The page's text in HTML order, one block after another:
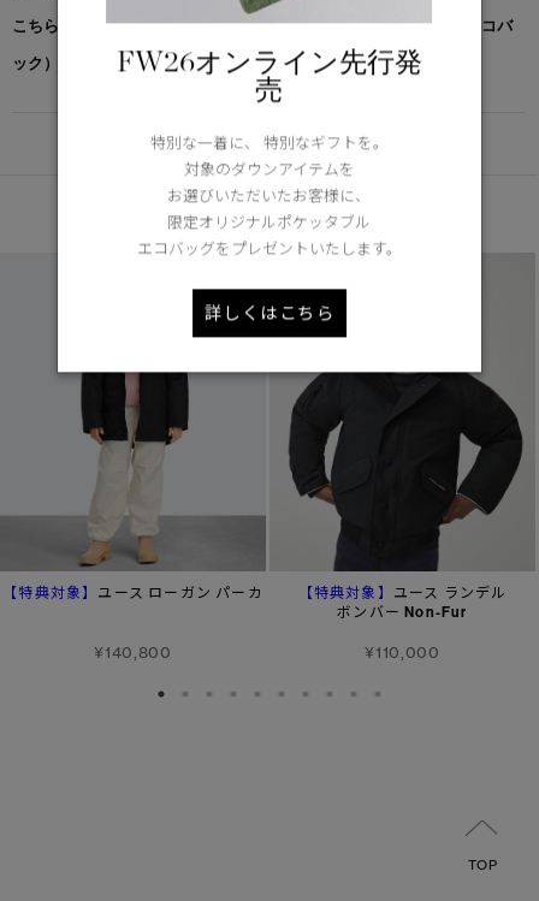
こちらの商品には先着でノベルティー（オリジナルポケッタブルエコバ
ック）をプレゼント。※なくなり次第終了となります。
DETAIL
あなたへのおすすめ
【特典対象】 ユース ローガン パーカ
¥140,800
【特典対象】
ユース ランデル
ボンバー Non-Fur
¥110,000
TOP
FW26オンライン先行発
売
特別な一着に、 特別なギフトを。
対象のダウンアイテムを
お選びいただいたお客様に、
限定オリジナルポケッタブル
エコバッグをプレゼントいたします。
詳しくはこちら